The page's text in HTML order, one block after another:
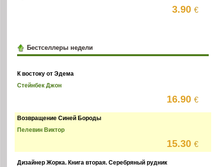
3.90€
Бестселлеры недели
К востоку от Эдема
Стейнбек Джон
16.90€
Возвращение Синей Бороды
Пелевин Виктор
15.30€
Дизайнер Жорка. Книга вторая. Серебряный рудник